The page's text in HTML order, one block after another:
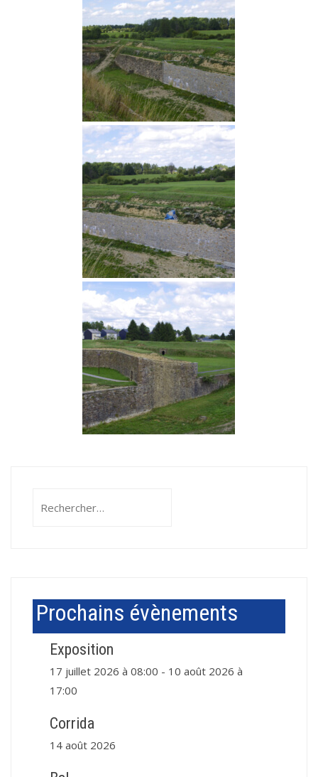
Prochains évènements
Exposition
17 juillet 2026 à 08:00 - 10 août 2026 à
17:00
Corrida
14 août 2026